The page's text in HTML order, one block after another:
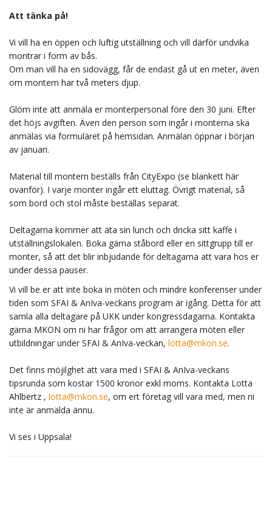
Att tänka på!
Vi vill ha en öppen och luftig utställning och vill därför undvika
montrar i form av bås.
Om man vill ha en sidovägg, får de endast gå ut en meter, även
om montern har två meters djup.
Glöm inte att anmäla er monterpersonal före den 30 juni. Efter
det höjs avgiften. Även den person som ingår i monterna ska
anmälas via formuläret på hemsidan. Anmälan öppnar i början
av januari.
Material till montern beställs från CityExpo (se blankett här
ovanför). I varje monter ingår ett eluttag. Övrigt material, så
som bord och stol måste beställas separat.
Deltagarna kommer att äta sin lunch och dricka sitt kaffe i
utställningslokalen. Boka gärna ståbord eller en sittgrupp till er
monter, så att det blir inbjudande för deltagarna att vara hos er
under dessa pauser.
Vi vill be er att inte boka in möten och mindre konferenser under
tiden som SFAI & AnIva-veckans program är igång. Detta för att
samla alla deltagare på UKK under kongressdagarna. Kontakta
gärna MKON om ni har frågor om att arrangera möten eller
utbildningar under SFAI & AnIva-veckan, lotta@mkon.se.
Det finns möjilghet att vara med i SFAI & AnIva-veckans
tipsrunda som kostar 1500 kronor exkl moms. Kontakta Lotta
Ahlbertz , lotta@mkon.se, om ert företag vill vara med, men ni
inte är anmälda ännu.
Vi ses i Uppsala!